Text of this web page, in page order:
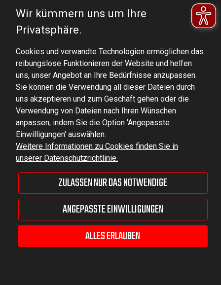
DOMINATOR GROUP Sp. z o.o.
VAT ID No.: 6521751083
dominator@dominator.pl
© Copyright 2022 | Dominator Group Sp. z o. o.
ZEIGEN SIE DIE VOLLVERSION DER SEITE AN
Sklep internetowy Shoper Premium
Wir kümmern uns um Ihre
Privatsphäre.
Cookies und verwandte Technologien ermöglichen das
reibungslose Funktionieren der Website und helfen
uns, unser Angebot an Ihre Bedürfnisse anzupassen.
Sie können die Verwendung all dieser Dateien durch
uns akzeptieren und zum Geschäft gehen oder die
Verwendung von Dateien nach Ihren Wünschen
anpassen, indem Sie die Option 'Angepasste
Einwilligungen' auswählen.
Weitere Informationen zu Cookies finden Sie in
unserer Datenschutzrichtlinie.
ZULASSEN NUR DAS NOTWENDIGE
ANGEPASSTE EINWILLIGUNGEN
ALLES ERLAUBEN